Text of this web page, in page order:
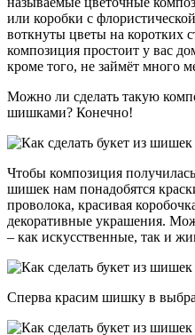
или коробки с
воткнуты цветы на коротких
композиция простоит у вас
кроме того, не займёт много
Можно ли сделать такую
шишками? Конечно!
Чтобы композиция
шишек нам понадобятся
проволока, красивая
декоративные украшения.
– как искусственные, так и
Сперва красим шишку в